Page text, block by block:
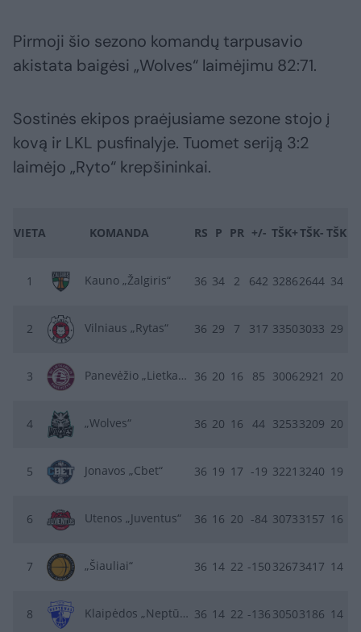
Pirmoji šio sezono komandų tarpusavio
akistata baigėsi „Wolves“ laimėjimu 82:71.
Sostinės ekipos praėjusiame sezone stojo į
kovą ir LKL pusfinalyje. Tuomet seriją 3:2
laimėjo „Ryto“ krepšininkai.
VIETA KOMANDA RS P PR +/- TŠK+TŠK- TŠK
1 Kauno „Žalgiris“ 36 34 2 642 32862644 34
2 Vilniaus „Rytas“ 36 29 7 317 33503033 29
3 Panevėžio „Lietkabelis“ 36 20 16 85 30062921 20
4 „Wolves“ 36 20 16 44 32533209 20
5 Jonavos „Cbet“ 36 19 17 -19 3221 3240 19
6 Utenos „Juventus“ 36 16 20 -84 30733157 16
7 „Šiauliai“ 36 14 22 -150 32673417 14
8 Klaipėdos „Neptūnas“ 36 14 22 -136 30503186 14